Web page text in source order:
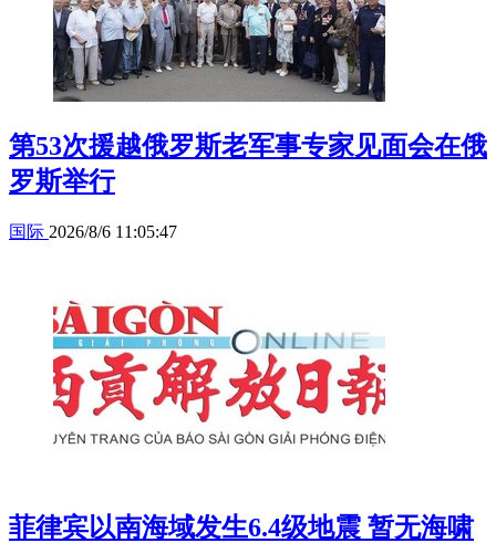
第53次援越俄罗斯老军事专家见面会在俄
罗斯举行
国际 2026/8/6 11:05:47
菲律宾以南海域发生6.4级地震 暂无海啸